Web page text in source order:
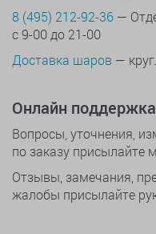
8 (495) 212-92-36 —
с 9-00 до 21-00
Доставка шаров —
Онлайн поддержка
Вопросы, уточнения,
по заказу присылайте
Отзывы, замечания,
жалобы присылайте